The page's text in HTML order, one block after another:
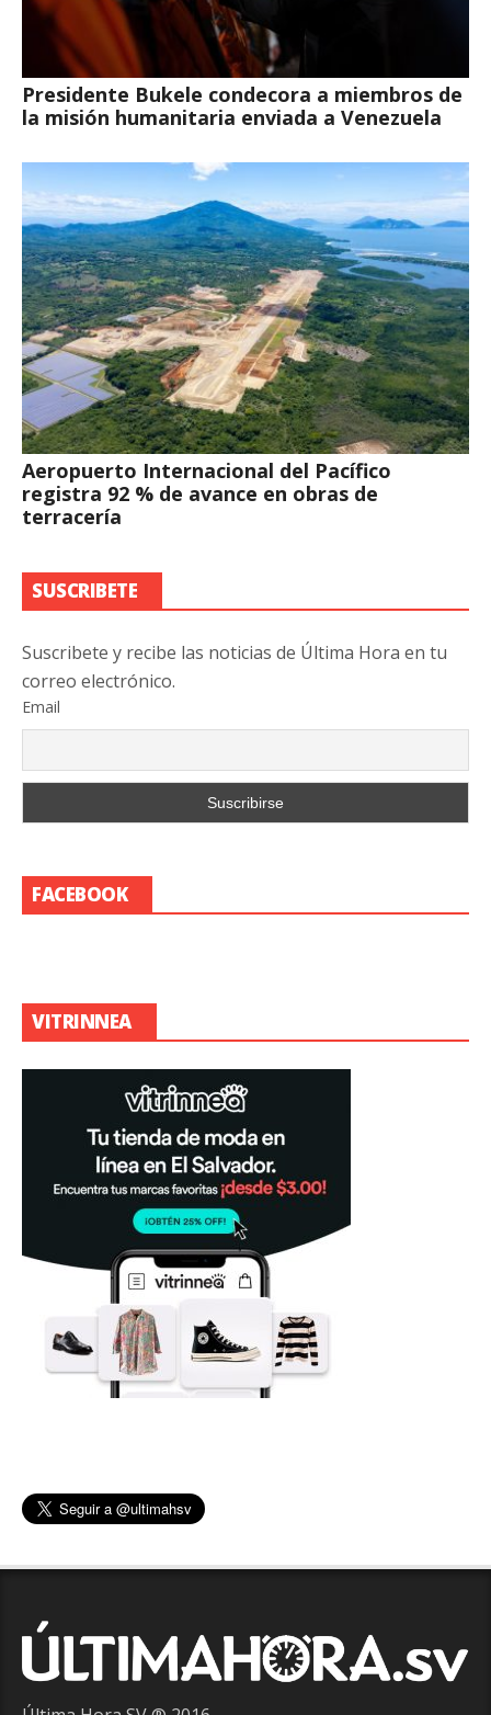
Presidente Bukele condecora a miembros de
la misión humanitaria enviada a Venezuela
Aeropuerto Internacional del Pacífico
registra 92 % de avance en obras de
terracería
SUSCRIBETE
Suscribete y recibe las noticias de Última Hora en tu
correo electrónico.
Email
FACEBOOK
VITRINNEA